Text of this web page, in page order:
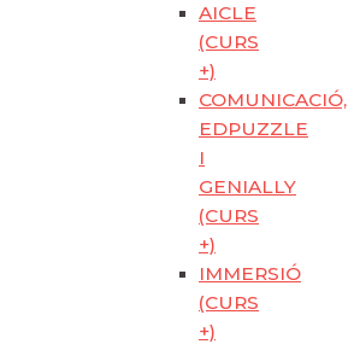
AICLE
(CURS
+)
COMUNICACIÓ,
EDPUZZLE
I
GENIALLY
(CURS
+)
IMMERSIÓ
(CURS
+)